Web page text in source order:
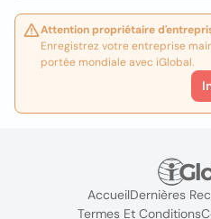
Attention propriétaire
Enregistrez votre entreprise
portée mondiale avec iGlobal.
AccueilDernières
Termes Et Conditions